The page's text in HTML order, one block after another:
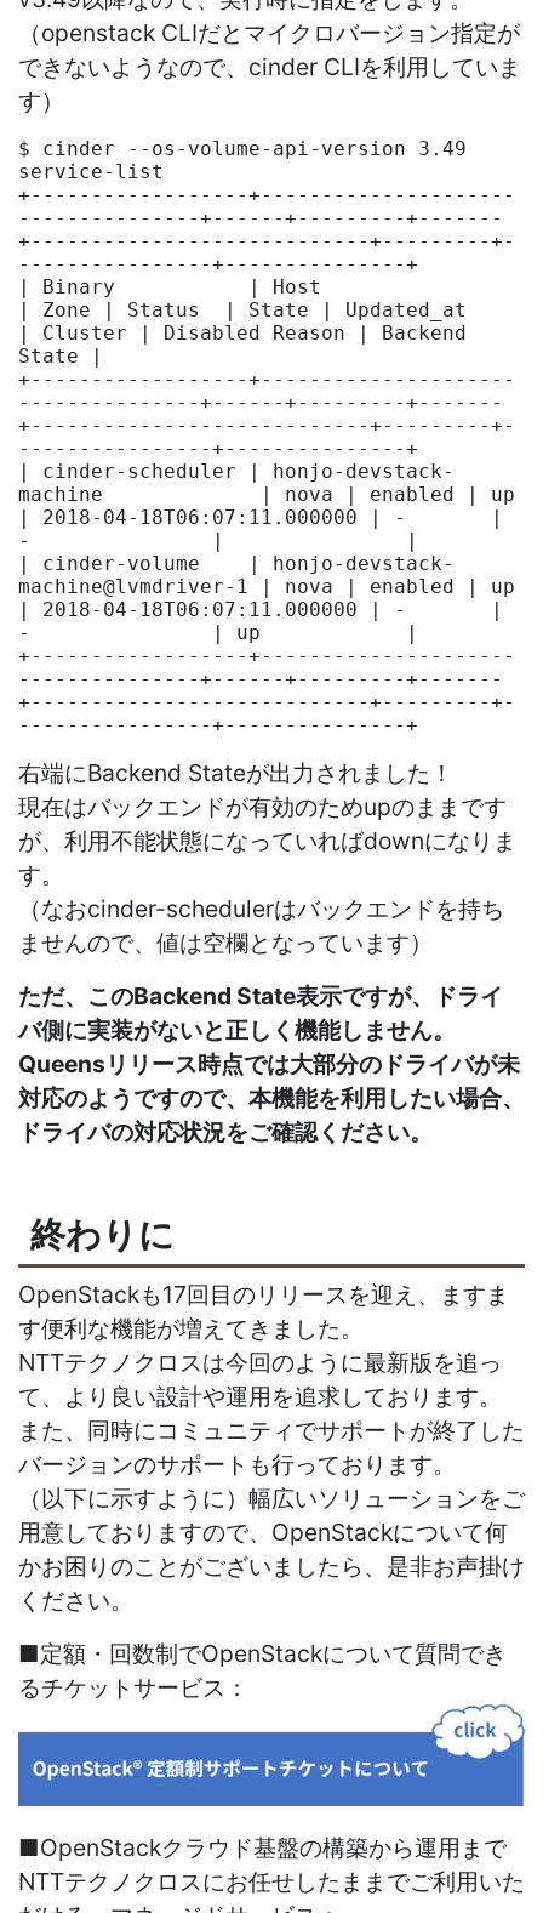
（openstack CLIだとマイクロバージョン指定が
できないようなので、cinder CLIを利用していま
す）
$ cinder --os-volume-api-version 3.49
service-list
+------------------+---------------------
---------------+------+---------+-------
+----------------------------+---------+-
----------------+---------------+
| Binary           | Host
| Zone | Status  | State | Updated_at
| Cluster | Disabled Reason | Backend
State |
+------------------+---------------------
---------------+------+---------+-------
+----------------------------+---------+-
----------------+---------------+
| cinder-scheduler | honjo-devstack-
machine             | nova | enabled | up
| 2018-04-18T06:07:11.000000 | -       |
-               |               |
| cinder-volume    | honjo-devstack-
machine@lvmdriver-1 | nova | enabled | up
| 2018-04-18T06:07:11.000000 | -       |
-               | up            |
+------------------+---------------------
---------------+------+---------+-------
+----------------------------+---------+-
右端にBackend Stateが出力されました！
現在はバックエンドが有効のためupのままです
が、利用不能状態になっていればdownになりま
す。
（なおcinder-schedulerはバックエンドを持ち
ませんので、値は空欄となっています）
ただ、このBackend State表示ですが、ドライ
バ側に実装がないと正しく機能しません。
Queensリリース時点では大部分のドライバが未
対応のようですので、本機能を利用したい場合、
ドライバの対応状況をご確認ください。
終わりに
OpenStackも17回目のリリースを迎え、ますま
す便利な機能が増えてきました。
NTTテクノクロスは今回のように最新版を追っ
て、より良い設計や運用を追求しております。
また、同時にコミュニティでサポートが終了した
バージョンのサポートも行っております。
（以下に示すように）幅広いソリューションをご
用意しておりますので、OpenStackについて何
かお困りのことがございましたら、是非お声掛け
ください。
■定額・回数制でOpenStackについて質問でき
るチケットサービス：
■OpenStackクラウド基盤の構築から運用まで
NTTテクノクロスにお任せしたままでご利用いた